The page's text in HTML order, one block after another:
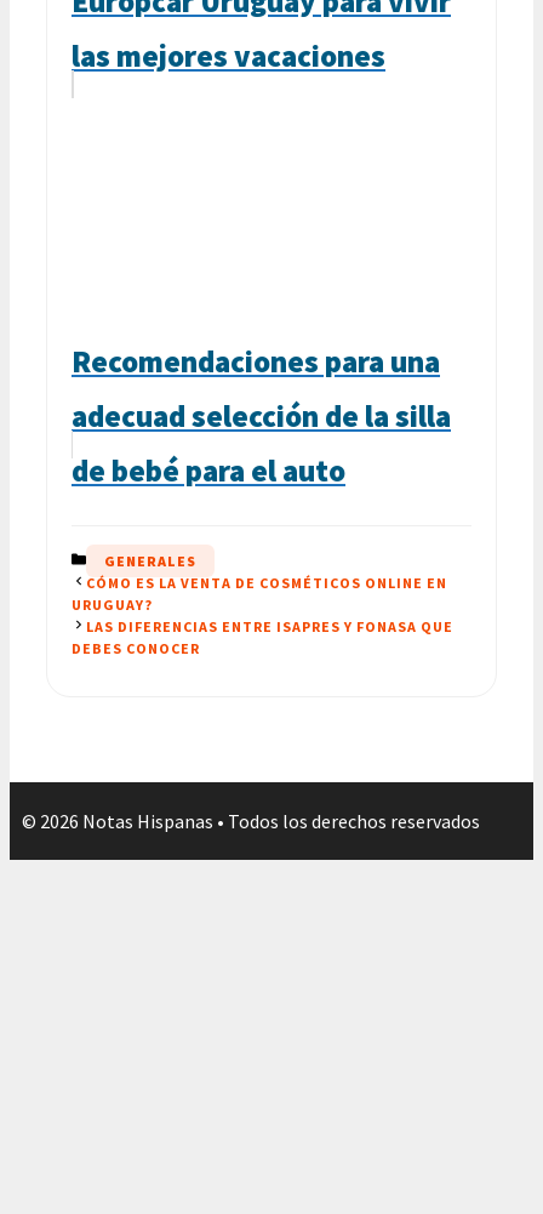
las mejores vacaciones
Recomendaciones para una
adecuad selección de la silla
de bebé para el auto
CATEGORÍAS
GENERALES
CÓMO ES LA VENTA DE COSMÉTICOS ONLINE EN
URUGUAY?
LAS DIFERENCIAS ENTRE ISAPRES Y FONASA QUE
DEBES CONOCER
© 2026 Notas Hispanas • Todos los derechos reservados